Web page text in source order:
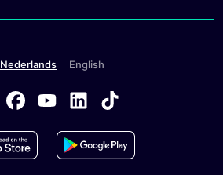
Nederlands English